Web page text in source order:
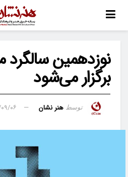
نوزدهمین
برگزار می‌شود
توسط هنر نشان